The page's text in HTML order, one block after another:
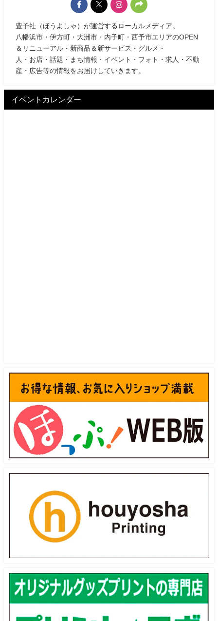
豊予社（ほうよしゃ）が運営するローカルメディア。
八幡浜市・伊方町・大洲市・内子町・西予市エリアのOPEN
＆リニューアル・新商品＆新サービス・グルメ・
人・お店・話題・まち情報・イベント・フォト・求人・不動
産・広告等の情報をお届けしていきます。
イベントカレンダー